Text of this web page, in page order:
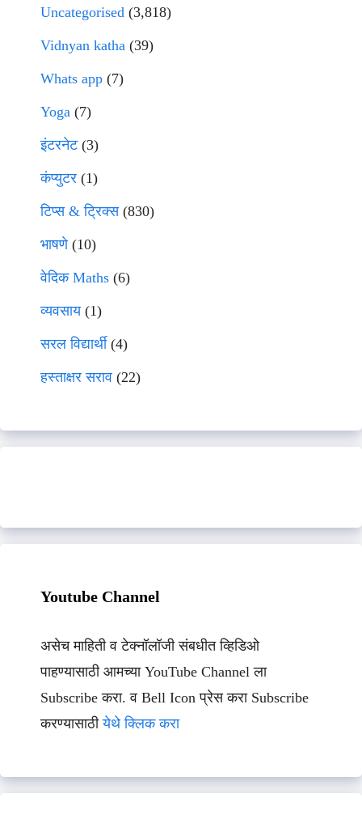
Uncategorised (3,818)
Vidnyan katha (39)
Whats app (7)
Yoga (7)
इंटरनेट(3)
कंप्युटर (1)
टिप्स & ट्रिक्स(830)
भाषणे(10)
वेदिक Maths (6)
व्यवसाय(1)
सरल विद्यार्थी(4)
हस्ताक्षर सराव (22)
Youtube Channel
असेच माहिती व टेक्नॉलॉजी संबधीत व्हिडिओ
पाहण्यासाठी आमच्या YouTube Channel ला
Subscribe करा. व Bell Icon प्रेस करा Subscribe
करण्यासाठीयेथे क्लिक करा